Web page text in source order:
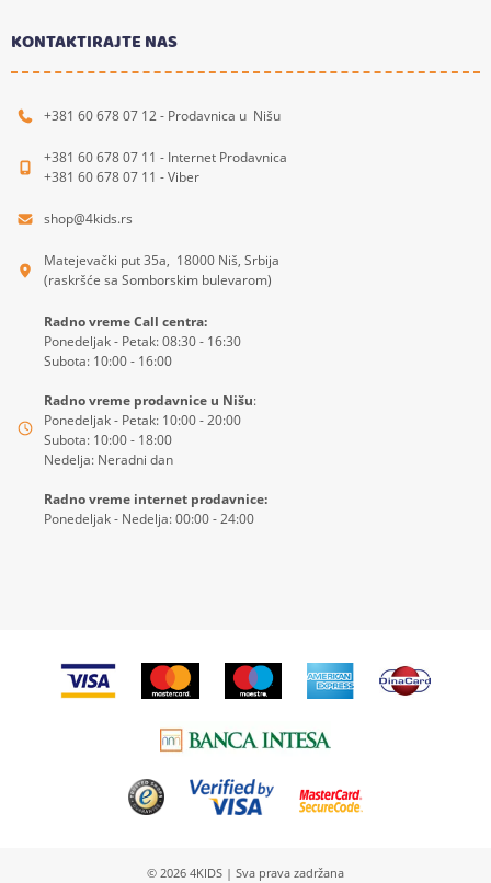
KONTAKTIRAJTE NAS
+381 60 678 07 12 - Prodavnica u Nišu
+381 60 678 07 11 - Internet Prodavnica
+381 60 678 07 11 - Viber
shop@4kids.rs
Matejevački put 35a, 18000 Niš, Srbija
(raskršće sa Somborskim bulevarom)
Radno vreme Call centra:
Ponedeljak - Petak: 08:30 - 16:30
Subota: 10:00 - 16:00
Radno vreme prodavnice u Nišu:
Ponedeljak - Petak: 10:00 - 20:00
Subota: 10:00 - 18:00
Nedelja: Neradni dan
Radno vreme internet prodavnice:
Ponedeljak - Nedelja: 00:00 - 24:00
© 2026 4KIDS | Sva prava zadržana